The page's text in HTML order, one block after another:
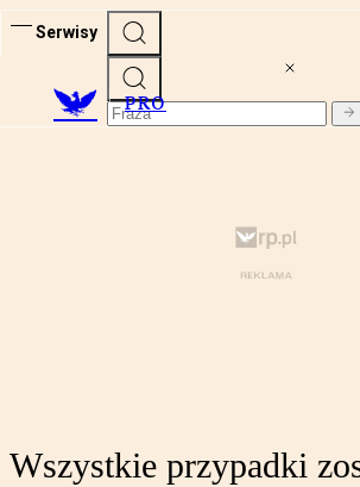
Serwisy
PRO
Wszystkie przypadki